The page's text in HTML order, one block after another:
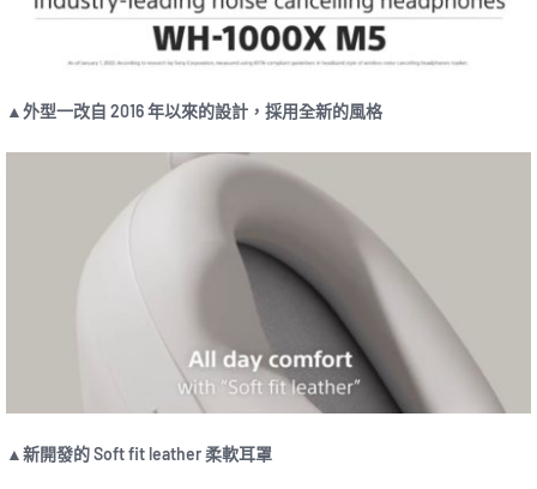
▲外型一改自 2016 年以來的設計，採用全新的風格
▲新開發的 Soft fit leather 柔軟耳罩